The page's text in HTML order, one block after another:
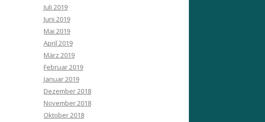
Juli 2019
Juni 2019
Mai 2019
April 2019
März 2019
Februar 2019
Januar 2019
Dezember 2018
November 2018
Oktober 2018